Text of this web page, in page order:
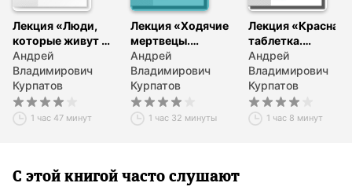
Лекция «Люди,
которые живут в
моей голове»
Андрей
Владимирович
Курпатов
1 час 47 минут
Лекция «Ходячие
мертвецы.
Открывая себя
заново!»
Андрей
Владимирович
Курпатов
1 час 32 минуты
Лекция «Красная
таблетка.
Посмотри правде
в глаза!»
Андрей
Владимирович
Курпатов
1 час 8 минут
С этой книгой часто слушают